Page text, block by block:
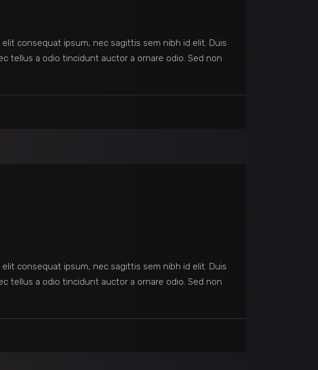
consequat ipsum, nec sagittis sem nibh id elit. Duis
tellus a odio tincidunt auctor a ornare odio. Sed non
consequat ipsum, nec sagittis sem nibh id elit. Duis
tellus a odio tincidunt auctor a ornare odio. Sed non